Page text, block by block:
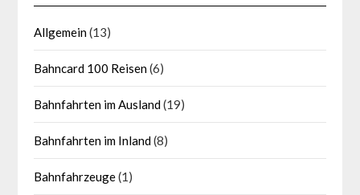
Allgemein(13)
Bahncard 100 Reisen(6)
Bahnfahrten im Ausland(19)
Bahnfahrten im Inland(8)
Bahnfahrzeuge(1)